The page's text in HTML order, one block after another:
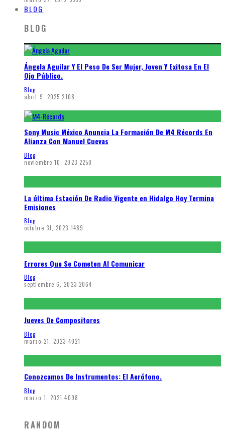
BLOG
BLOG
Ángela Aguilar Y El Peso De Ser Mujer, Joven Y Exitosa En El
Ojo Público.
Blog
abril 9, 2025 2108
Sony Music México Anuncia La Formación De M4 Récords En
Alianza Con Manuel Cuevas
Blog
noviembre 10, 2023 2250
La última Estación De Radio Vigente en Hidalgo Hoy Termina
Emisiones
Blog
octubre 31, 2023 1489
Errores Que Se Cometen Al Comunicar
Blog
septiembre 6, 2023 2064
Jueves De Compositores
Blog
marzo 21, 2023 4021
Conozcamos De Instrumentos: El Aerófono.
Blog
marzo 1, 2021 4098
RANDOM